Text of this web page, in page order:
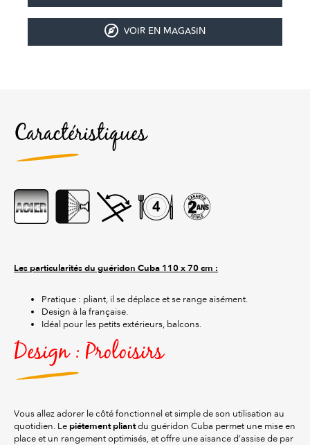
VOIR EN MAGASIN
Caractéristiques
Les particularités du guéridon Cuba 110 x 70 cm :
Pratique : pliant, il se déplace et se range aisément.
Design à la française.
Idéal pour les petits extérieurs, balcons.
Design : Proloisirs
Vous allez adorer le côté fonctionnel et simple de son utilisation au
quotidien. Le piétement pliantdu guéridon Cuba permet une mise en
place et un rangement optimisés, et offre une aisance d’assise de par